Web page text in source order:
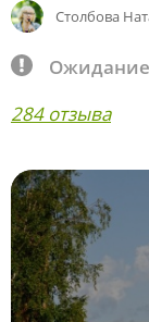
Столбова
284 отзыва